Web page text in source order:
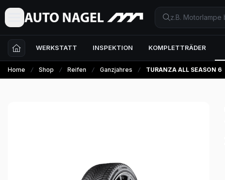
WERKSTATT INSPEKTION KOMPLETTRÄDER
Home Shop Reifen Ganzjahres TURANZA ALL SEASON 6